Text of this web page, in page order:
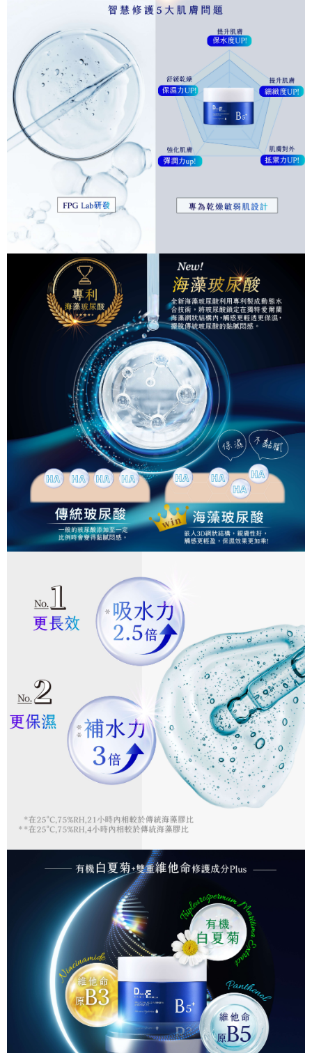
１．透過由恩沛科技股份有限公司提供之「AFTEE先享後付」服務完成之交
權轉讓予恩沛科技股份有限公司。
２．關於個人資料處理事宜，請瀏覽以下網址：
https://aftee.tw/terms/#terms3
３．未成年的使用者請事先徵得法定代理人或監護人之同意方可使用
「AFTEE先享後付」，若未經同意申辦者引起之損失，本公司不負相關責
４．使用「AFTEE先享後付」時，將依據個別帳號之用戶狀況，依本公司即
時審查核予不同之上限額度；若仍有額度不足之情形，本公司將視審查結果
請求用戶進行身份認證。
５．嚴禁一人註冊多個帳號或使用他人資訊註冊。若發現惡意使用之情形，
恩沛科技股份有限公司將有權停止該用戶之使用額度並採取法律行動。
每筆NT$90，滿NT$1,000(含以上)免運費
7-11取貨付款
每筆NT$90，滿NT$1,000(含以上)免運費
付款後7-11取貨
每筆NT$90，滿NT$1,000(含以上)免運費
宅配
每筆NT$90，滿NT$1,000(含以上)免運費
每筆NT$90，滿NT$1,000(含以上)免運費